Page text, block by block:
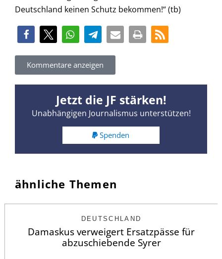
Deutschland keinen Schutz bekommen!“ (tb)
Kommentare anzeigen
Jetzt die JF stärken!
Unabhängigen Journalismus unterstützen!
Spenden
ähnliche Themen
DEUTSCHLAND
Damaskus verweigert Ersatzpässe für
abzuschiebende Syrer